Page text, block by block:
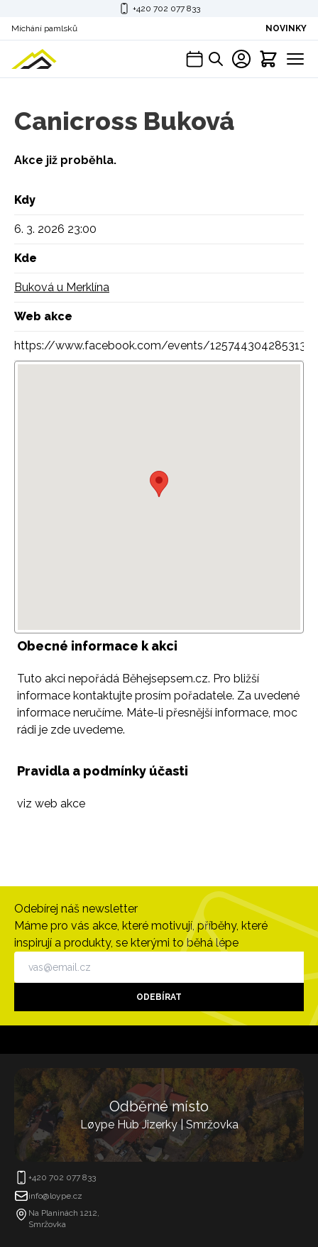
+420 702 077 833
Míchání pamlsků
NOVINKY
Canicross Buková
Akce již proběhla.
Kdy
6. 3. 2026 23:00
Kde
Buková u Merklína
Web akce
https://www.facebook.com/events/1257443042853130
Obecné informace k akci
Tuto akci nepořádá Běhejsepsem.cz. Pro bližší
informace kontaktujte prosím pořadatele. Za uvedené
informace neručíme. Máte-li přesnější informace, moc
rádi je zde uvedeme.
Pravidla a podmínky účasti
viz web akce
Odebírej náš newsletter
Máme pro vás akce, které motivují, příběhy, které
inspirují a produkty, se kterými to běhá lépe
ODEBÍRAT
Odběrné místo
Løype Hub Jizerky | Smržovka
+420 702 077 833
info@loype.cz
Na Planinách 1212,
Smržovka